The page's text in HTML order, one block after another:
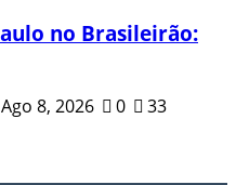
no Brasileirão:
Ago 8, 2026 0
33